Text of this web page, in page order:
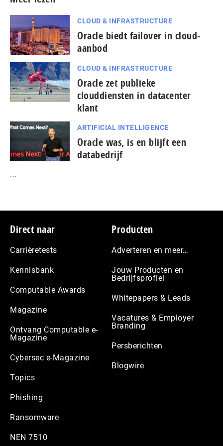
CLOUD & INFRASTRUCTURE
Oracle biedt failover in cloud-
aanbod
CLOUD & INFRASTRUCTURE
Oracle zet publieke
clouddiensten in datacenter
klant
ARTIFICIAL INTELLIGENCE
Oracle was, is en blijft een
databedrijf
...
Footer
Direct naar
Carrièretests
Kennisbank
Computable Awards
Magazine
Ontvang Computable e-
Magazine
Cybersec e-Magazine
Topics
Phishing
Ransomware
NEN 7510
Producten
Adverteren en meer…
Jouw Producten en
Bedrijfsprofiel
Whitepapers & Leads
Vacatures & Employer
Branding
Persberichten
Blogwire